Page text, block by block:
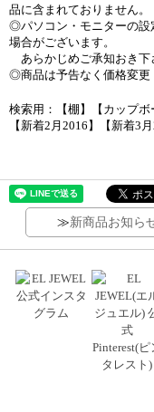
品に含まれておりません。
◎パソコン・モニターの設
場合がございます。
あらかじめご承知おき下
◎商品は予告なく価格変更
検索用：【棚】【カップボ
【新着2月2016】【新着3月
≫新商品お知ら